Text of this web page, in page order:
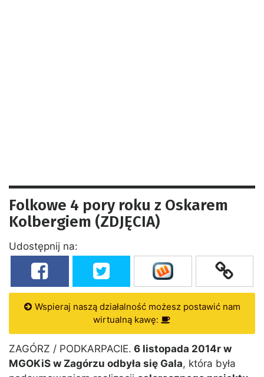
Folkowe 4 pory roku z Oskarem
Kolbergiem (ZDJĘCIA)
Udostępnij na:
Wspieraj naszą działalność możesz postawić nam
wirtualną kawę:
ZAGÓRZ / PODKARPACIE. 6 listopada 2014r w
MGOKiS w Zagórzu odbyła się Gala, która była